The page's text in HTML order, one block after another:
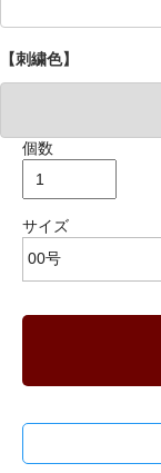
【刺繍色】
個数
サイズ